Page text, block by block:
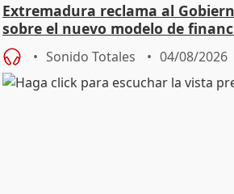
Extremadura reclama al
sobre el nuevo modelo de
Sonido Totales 04/08/2026